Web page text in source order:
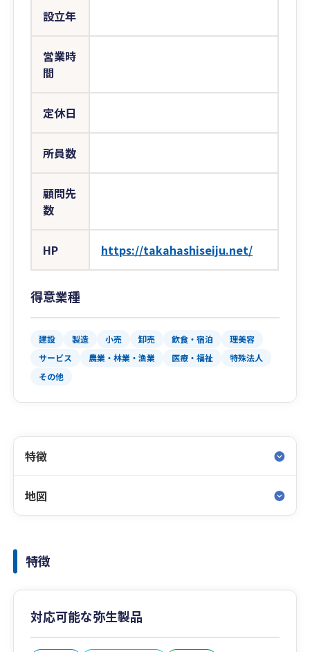
設立年
営業時
間
定休日
所員数
顧問先
数
HP https://takahashiseiju.net/
得意業種
建設 製造 小売 卸売 飲食・宿泊
理美容
サービス
農業・林業・漁業 医療・福祉
特殊法人
その他
特徴
地図
特徴
対応可能な弥生製品